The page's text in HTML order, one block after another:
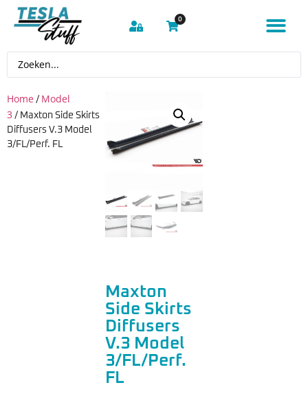
0
Home / Model
3 / Maxton Side Skirts
Diffusers V.3 Model
3/FL/Perf. FL
Maxton
Side Skirts
Diffusers
V.3 Model
3/FL/Perf.
FL